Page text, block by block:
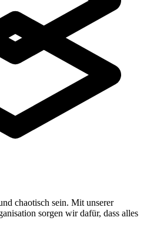
chaotisch sein. Mit unserer
sorgen wir dafür, dass alles